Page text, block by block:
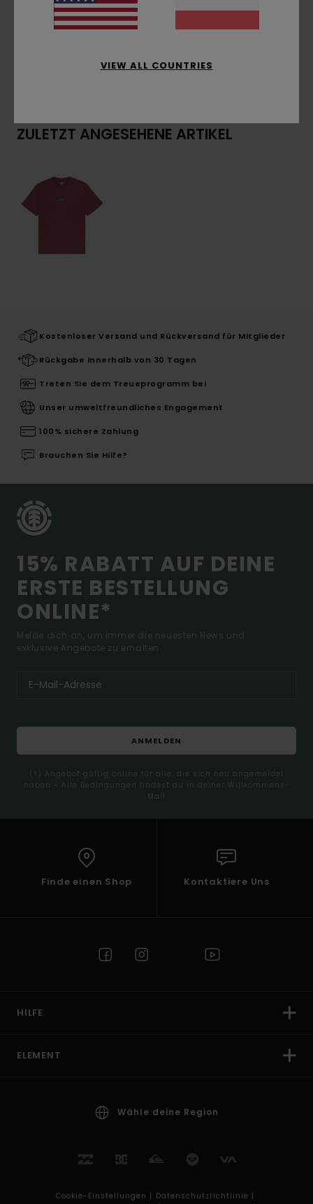
Zusammensetzung[Hauptstoff] 100 % Bio-
Baumwolle
ZULETZT ANGESEHENE ARTIKEL
Kostenloser Versand und Rückversand für Mitglieder
Rückgabe innerhalb von 30 Tagen
Treten Sie dem Treueprogramm bei
Unser umweltfreundliches Engagement
100% sichere Zahlung
Brauchen Sie Hilfe?
15% RABATT AUF DEINE
ERSTE BESTELLUNG
ONLINE*
Melde dich an, um immer die neuesten News und
exklusive Angebote zu erhalten.
ANMELDEN
(*) Angebot gültig online für alle, die sich neu angemeldet
haben - Alle Bedingungen findest du in deiner Willkommens-
Mail
Finde einen Shop Kontaktiere Uns
HILFE
ELEMENT
Wähle deine Region
Cookie-Einstellungen | Datenschutzrichtlinie |
VIEW ALL COUNTRIES